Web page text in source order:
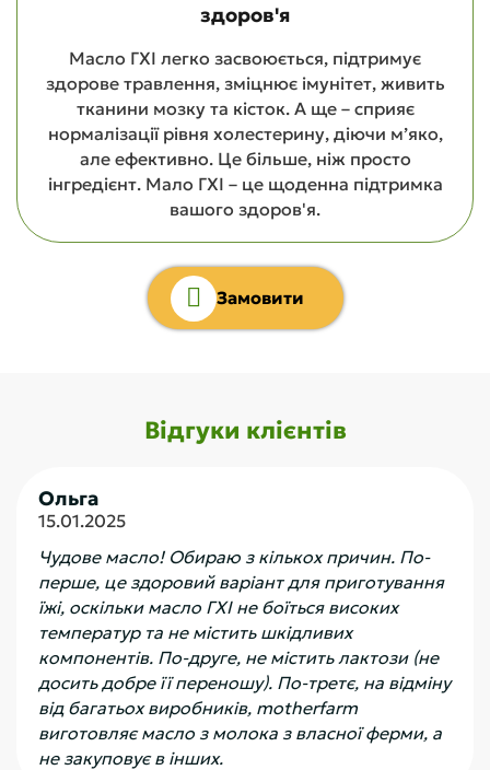
здоров'я
Масло ГХІ легко засвоюється, підтримує
здорове травлення, зміцнює імунітет, живить
тканини мозку та кісток. А ще – сприяє
нормалізації рівня холестерину, діючи м’яко,
але ефективно. Це більше, ніж просто
інгредієнт. Мало ГХІ – це щоденна підтримка
вашого здоров'я.
Замовити
Відгуки клієнтів
Ольга
15.01.2025
Чудове масло! Обираю з кількох причин. По-
перше, це здоровий варіант для приготування
їжі, оскільки масло ГХІ не боїться високих
температур та не містить шкідливих
компонентів. По-друге, не містить лактози (не
досить добре її переношу). По-третє, на відміну
від багатьох виробників, motherfarm
виготовляє масло з молока з власної ферми, а
не закуповує в інших.